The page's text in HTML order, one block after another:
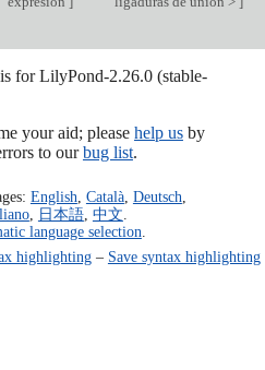
for LilyPond-2.26.0 (stable-
your aid; please help usby
to ourbug list.
English Català, Deutsch
, 日本語, 中文
language selection
highlighting– Save syntax highlighting